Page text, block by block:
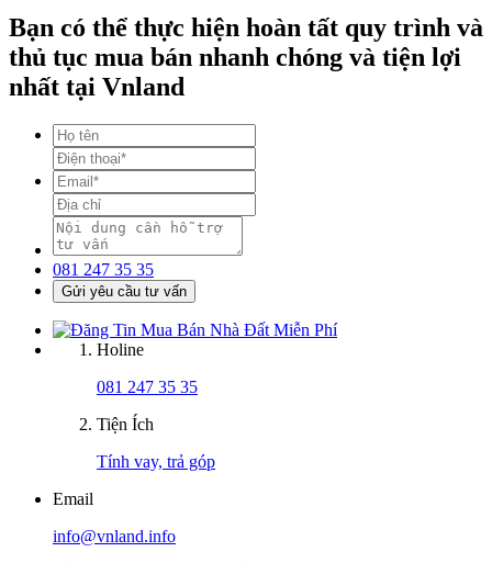
Bạn có thể thực hiện hoàn tất quy trình và
thủ tục mua bán nhanh chóng và tiện lợi
nhất tại Vnland
081 247 35 35
Gửi yêu cầu tư vấn
Holine
081 247 35 35
Tiện Ích
Tính vay, trả góp
Email
info@vnland.info